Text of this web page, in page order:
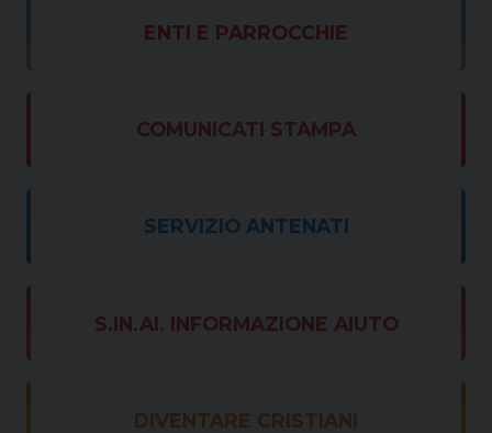
ENTI E PARROCCHIE
COMUNICATI STAMPA
SERVIZIO ANTENATI
S.IN.AI. INFORMAZIONE AIUTO
DIVENTARE CRISTIANI